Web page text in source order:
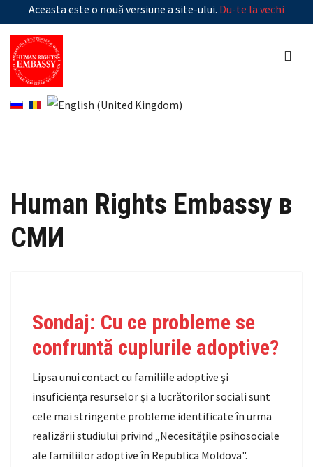
Aceasta este o nouă versiune a site-ului. Du-te la vechi
Human Rights Embassy в
СМИ
Sondaj: Cu ce probleme se
confruntă cuplurile adoptive?
Lipsa unui contact cu familiile adoptive şi
insuficienţa resurselor şi a lucrătorilor sociali sunt
cele mai stringente probleme identificate în urma
realizării studiului privind „Necesităţile psihosociale
ale familiilor adoptive în Republica Moldova".